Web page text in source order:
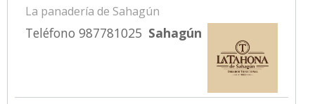
La panadería de Sahagún
Teléfono 987781025 Sahagún